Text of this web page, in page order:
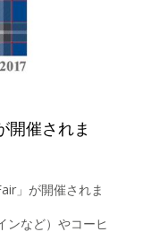
開催されま
」が開催されま
ンなど）やコーヒ